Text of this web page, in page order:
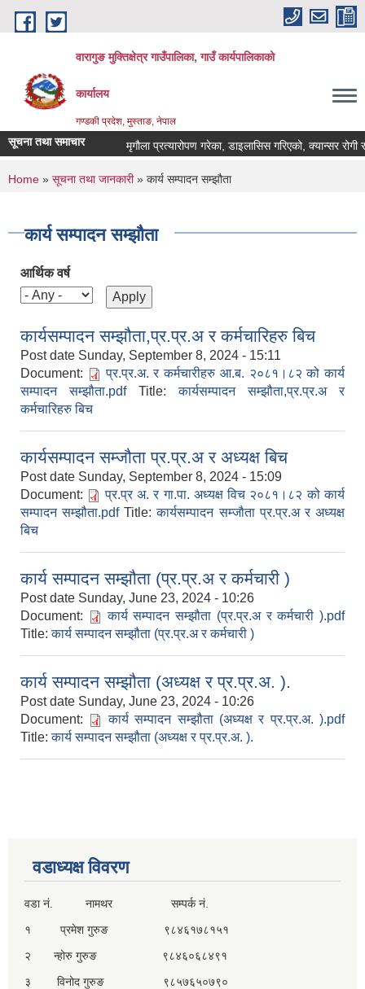
Skip to main content
वारागुङ मुक्तिक्षेत्र गाउँपालिका, गाउँ कार्यपालिकाको
कार्यालय
गण्डकी प्रदेश, मुस्ताङ, नेपाल
सूचना तथा समाचार मृगौला प्रत्यारोपण गरेका, डाइलासिस गरिएको, क्यान्सर रोगी र
You are here
Home » सूचना तथा जानकारी» कार्य सम्पादन सम्झौता
कार्य सम्पादन सम्झौता
आर्थिक वर्ष
कार्यसम्पादन सम्झौता,प्र.प्र.अ र कर्मचारिहरु बिच
Post date Sunday, September 8, 2024 - 15:11
Document:
प्र.प्र.अ. र कर्मचारीहरु आ.ब. २०८१।८२ को कार्य
सम्पादन सम्झौता.pdf
Title:कार्यसम्पादन सम्झौता,प्र.प्र.अ र
कर्मचारिहरु बिच
कार्यसम्पादन सम्जौता प्र.प्र.अ र अध्यक्ष बिच
Post date Sunday, September 8, 2024 - 15:09
Document:
प्र.प्र अ. र गा.पा. अध्यक्ष विच २०८१।८२ को कार्य
सम्पादन सम्झौता.pdf Title:कार्यसम्पादन सम्जौता प्र.प्र.अ र अध्यक्ष
बिच
कार्य सम्पादन सम्झौता (प्र.प्र.अ र कर्मचारी )
Post date Sunday, June 23, 2024 - 10:26
Document:
कार्य सम्पादन सम्झौता (प्र.प्र.अ र कर्मचारी ).pdf
Title:कार्य सम्पादन सम्झौता (प्र.प्र.अ र कर्मचारी )
कार्य सम्पादन सम्झौता (अध्यक्ष र प्र.प्र.अ. ).
Post date Sunday, June 23, 2024 - 10:26
Document:
कार्य सम्पादन सम्झौता (अध्यक्ष र प्र.प्र.अ. ).pdf
Title:कार्य सम्पादन सम्झौता (अध्यक्ष र प्र.प्र.अ. ).
वडाध्यक्ष विवरण
वडा नं. नामथर सम्पर्क नं.
१ प्रमेश गुरुङ ९८४६१७८१५१
२ न्होरु गुरुङ ९८४६०६८४९१
३ विनोद गुरुङ ९८५७६५०७९०